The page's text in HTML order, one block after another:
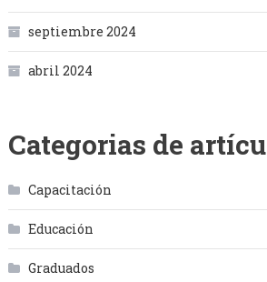
septiembre 2024
abril 2024
Categorias de
Capacitación
Educación
Graduados